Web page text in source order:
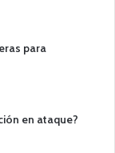
para
en ataque?